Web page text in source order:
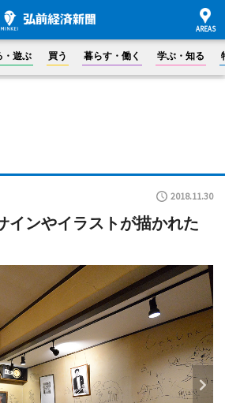
・遊ぶ 買う 暮らす・働く 学ぶ・知る
2018.11.30
インやイラストが描かれた